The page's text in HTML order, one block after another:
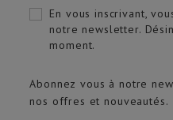
Abonnez vous à notre
nos offres et nouveautés.
En vous inscrivant,
notre newsletter.
moment.